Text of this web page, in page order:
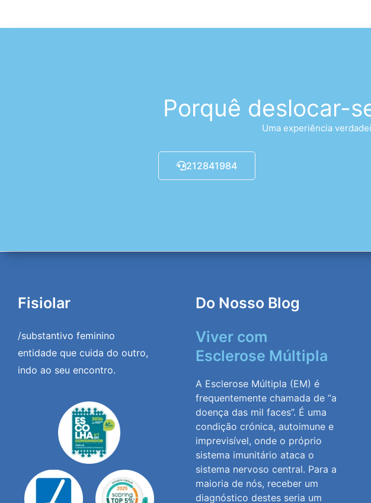
Porquê deslocar-
Uma experiência
212841984
Fisiolar
/substantivo feminino
entidade que cuida do outro,
indo ao seu encontro.
Do Nosso Blog
Viver com
Esclerose Múltipla
A Esclerose Múltipla (EM) é
frequentemente chamada de “a
doença das mil faces”. É uma
condição crónica, autoimune e
imprevisível, onde o próprio
sistema imunitário ataca o
sistema nervoso central. Para a
maioria de nós, receber um
diagnóstico destes seria um